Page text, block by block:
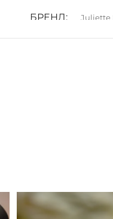
БРЕНД Juliette
Marc-Antoine Barrois